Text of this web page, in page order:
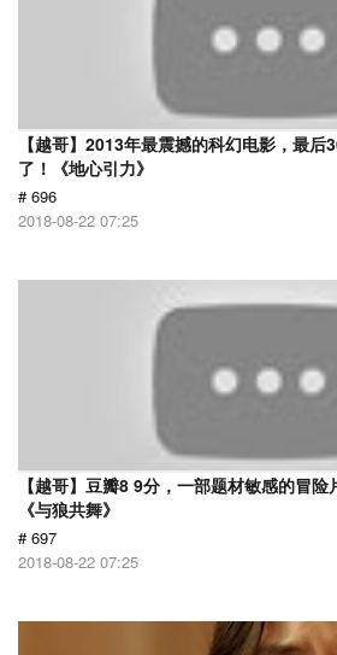
【越哥】2013年最震撼的科幻电影，最
了！《地心引力》
# 696
2018-08-22 07:25
【越哥】豆瓣8 9分，一部题材敏感的冒险
《与狼共舞》
# 697
2018-08-22 07:25